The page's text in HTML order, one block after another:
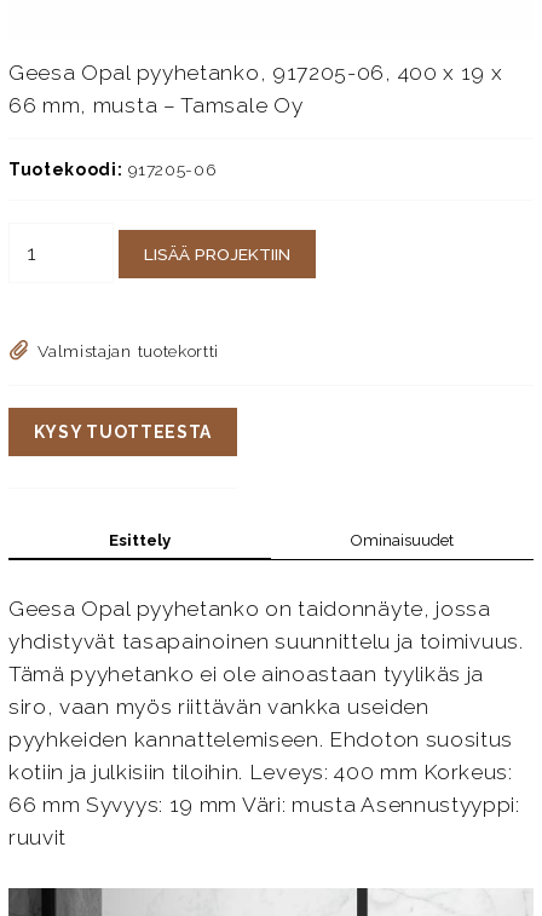
Geesa Opal pyyhetanko, 917205-06, 400 x 19 x
66 mm, musta – Tamsale Oy
Tuotekoodi: 917205-06
LISÄÄ PROJEKTIIN
Valmistajan tuotekortti
KYSY TUOTTEESTA
Esittely Ominaisuudet
Geesa Opal pyyhetanko on taidonnäyte, jossa
yhdistyvät tasapainoinen suunnittelu ja toimivuus.
Tämä pyyhetanko ei ole ainoastaan tyylikäs ja
siro, vaan myös riittävän vankka useiden
pyyhkeiden kannattelemiseen. Ehdoton suositus
kotiin ja julkisiin tiloihin. Leveys: 400 mm Korkeus:
66 mm Syvyys: 19 mm Väri: musta Asennustyyppi:
ruuvit